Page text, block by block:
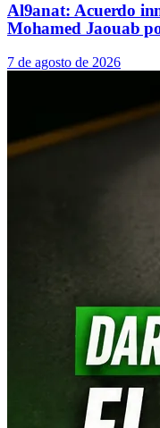
Al9anat: Acuerdo
Mohamed Jaouab
7 de agosto de 2026